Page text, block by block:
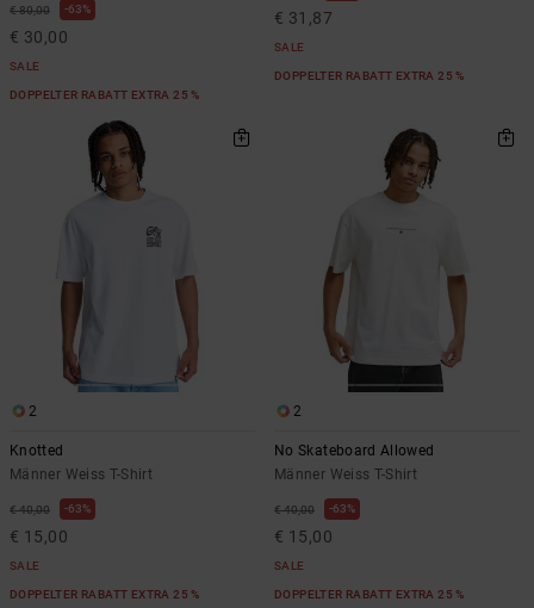
€ 80,00 63%
€ 30,00
SALE
DOPPELTER RABATT EXTRA 25 %
€ 31,87
SALE
DOPPELTER RABATT EXTRA 25 %
2
Knotted
Männer Weiss T-Shirt
€ 40,00 63%
€ 15,00
SALE
DOPPELTER RABATT EXTRA 25 %
2
No Skateboard Allowed
Männer Weiss T-Shirt
€ 40,00 63%
€ 15,00
SALE
DOPPELTER RABATT EXTRA 25 %